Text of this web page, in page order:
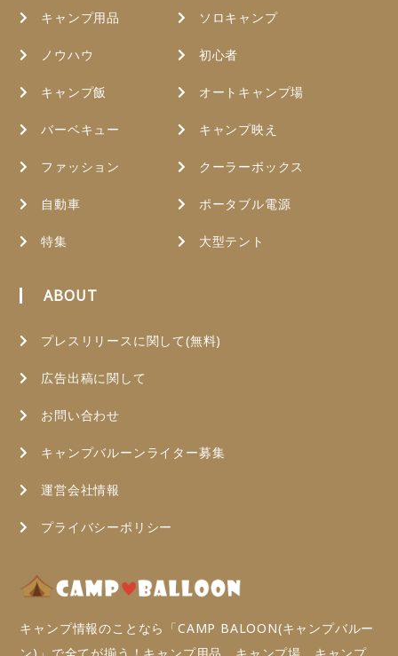
キャンプ用品
ノウハウ
キャンプ飯
バーベキュー
ファッション
自動車
特集
ソロキャンプ
初心者
オートキャンプ場
キャンプ映え
クーラーボックス
ポータブル電源
大型テント
ABOUT
プレスリリースに関して(無料)
広告出稿に関して
お問い合わせ
キャンプバルーンライター募集
運営会社情報
プライバシーポリシー
キャンプ情報のことなら「CAMP BALOON(キャンプバルー